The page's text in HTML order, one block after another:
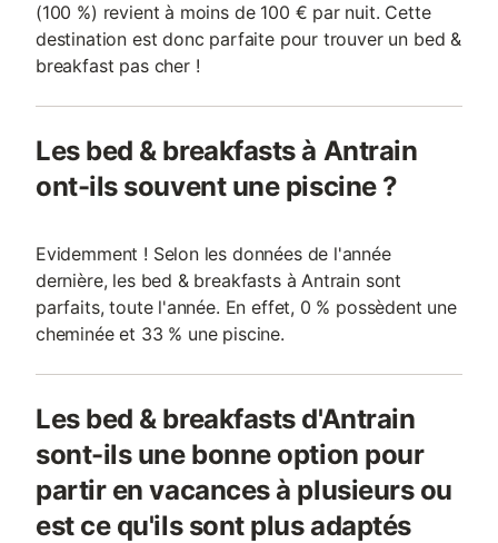
(100 %) revient à moins de 100 € par nuit. Cette
destination est donc parfaite pour trouver un bed &
breakfast pas cher !
Les bed & breakfasts à Antrain
ont-ils souvent une piscine ?
Evidemment ! Selon les données de l'année
dernière, les bed & breakfasts à Antrain sont
parfaits, toute l'année. En effet, 0 % possèdent une
cheminée et 33 % une piscine.
Les bed & breakfasts d'Antrain
sont-ils une bonne option pour
partir en vacances à plusieurs ou
est ce qu'ils sont plus adaptés